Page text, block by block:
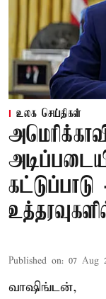
உலக செய்திகள்
கட்டுப்பாடு
Published on: 07 Aug
வாஷிங்டன்,